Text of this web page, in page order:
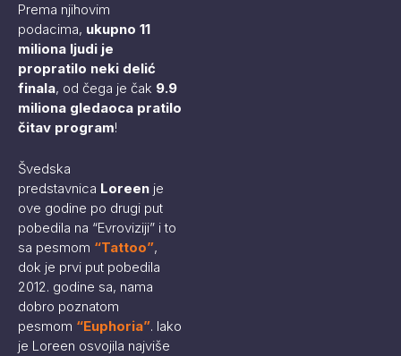
Prema njihovim
podacima, ukupno 11
miliona ljudi je
propratilo neki delić
finala, od čega je čak 9.9
miliona gledaoca pratilo
čitav program!
Švedska
predstavnica Loreen je
ove godine po drugi put
pobedila na “Evroviziji” i to
sa pesmom “Tattoo”,
dok je prvi put pobedila
2012. godine sa, nama
dobro poznatom
pesmom “Euphoria”. Iako
je Loreen osvojila najviše